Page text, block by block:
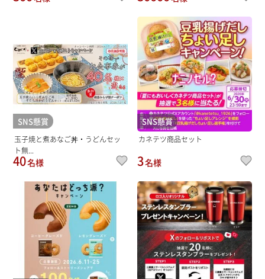
SNS懸賞
玉子焼と煮あなご丼・うどんセッ
ト無...
40名様
SNS懸賞
カネテツ商品セット
3名様